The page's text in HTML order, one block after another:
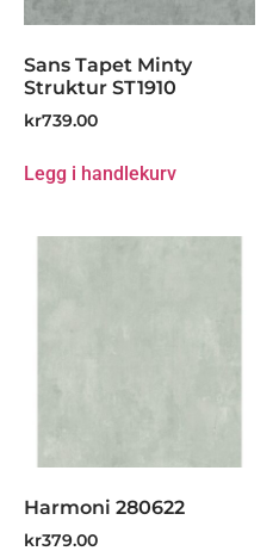
Sans Tapet Minty
Struktur ST1910
kr739.00
Legg i handlekurv
Harmoni 280622
kr379.00